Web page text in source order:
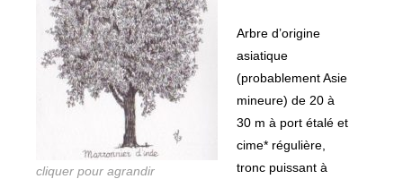
cliquer pour agrandir
Arbre d’origine
asiatique
(probablement Asie
mineure) de 20 à
30 m à port étalé et
cime* régulière,
tronc puissant à